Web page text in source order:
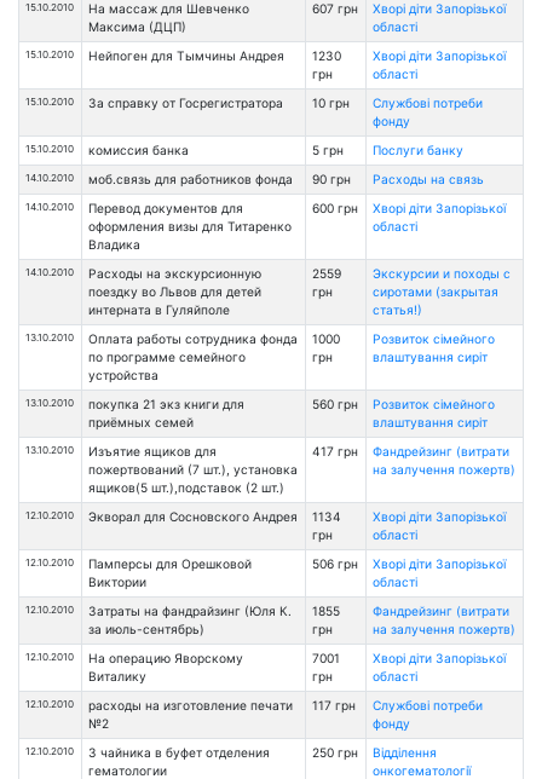
15.10.2010
На массаж для Шевченко
Максима (ДЦП)
607 грн
Хворі діти Запорізької
області
15.10.2010 Нейпоген для Тымчины Андрея
1230
грн
Хворі діти Запорізької
області
15.10.2010 За справку от Госрегистратора 10 грн
Службові потреби
фонду
15.10.2010 комиссия банка 5 грн Послуги банку
14.10.2010 моб.связь для работников фонда 90 грн Расходы на связь
14.10.2010
Перевод документов для
оформления визы для Титаренко
Владика
600 грн
Хворі діти Запорізької
області
14.10.2010
Расходы на экскурсионную
поездку во Львов для детей
интерната в Гуляйполе
2559
грн
Экскурсии и походы с
сиротами (закрытая
статья!)
13.10.2010
Оплата работы сотрудника фонда
по программе семейного
устройства
1000
грн
Розвиток сімейного
влаштування сиріт
13.10.2010
покупка 21 экз книги для
приёмных семей
560 грн
Розвиток сімейного
влаштування сиріт
13.10.2010
Изъятие ящиков для
пожертвований (7 шт.), установка
ящиков(5 шт.),подставок (2 шт.)
417 грн
Фандрейзинг (витрати
на залучення пожертв)
12.10.2010 Экворал для Сосновского Андрея
1134
грн
Хворі діти Запорізької
області
12.10.2010
Памперсы для Орешковой
Виктории
506 грн
Хворі діти Запорізької
області
12.10.2010
Затраты на фандрайзинг (Юля К.
за июль-сентябрь)
1855
грн
Фандрейзинг (витрати
на залучення пожертв)
12.10.2010
На операцию Яворскому
Виталику
7001
грн
Хворі діти Запорізької
області
12.10.2010
расходы на изготовление печати
№2
117 грн
Службові потреби
фонду
12.10.2010
3 чайника в буфет отделения
гематологии
250 грн
Відділення
онкогематології